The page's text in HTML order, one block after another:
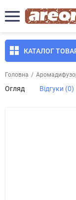
КАТАЛОГ
Головна /
Огляд Відгуки (0)